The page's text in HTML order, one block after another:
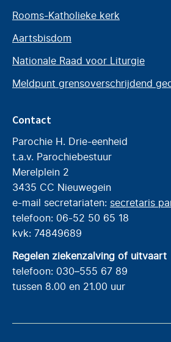
Rooms-Katholieke kerk
Aartsbisdom
Nationale Raad voor Liturgie
Meldpunt grensoverschrijdend
Contact
Parochie H. Drie-eenheid
t.a.v. Parochiebestuur
Merelplein 2
3435 CC Nieuwegein
e-mail secretariaten: secretaris
telefoon: 06-52 50 65 18
kvk: 74849689
Regelen ziekenzalving of uitvaart
telefoon: 030–555 67 89
tussen 8.00 en 21.00 uur